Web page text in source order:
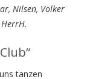
Nilsen, Volker
tanzen